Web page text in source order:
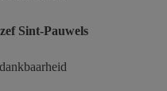
Sint-Pauwels